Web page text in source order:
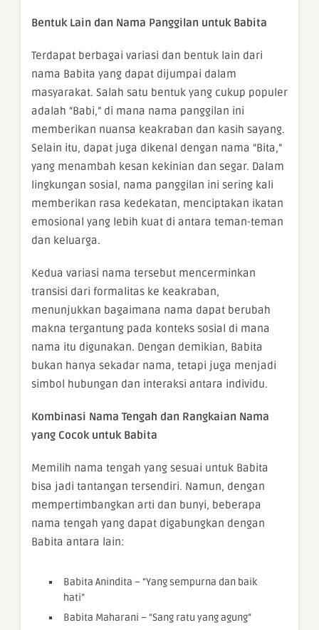
Bentuk Lain dan Nama Panggilan untuk Babita
Terdapat berbagai variasi dan bentuk lain dari
nama Babita yang dapat dijumpai dalam
masyarakat. Salah satu bentuk yang cukup populer
adalah “Babi,” di mana nama panggilan ini
memberikan nuansa keakraban dan kasih sayang.
Selain itu, dapat juga dikenal dengan nama “Bita,”
yang menambah kesan kekinian dan segar. Dalam
lingkungan sosial, nama panggilan ini sering kali
memberikan rasa kedekatan, menciptakan ikatan
emosional yang lebih kuat di antara teman-teman
dan keluarga.
Kedua variasi nama tersebut mencerminkan
transisi dari formalitas ke keakraban,
menunjukkan bagaimana nama dapat berubah
makna tergantung pada konteks sosial di mana
nama itu digunakan. Dengan demikian, Babita
bukan hanya sekadar nama, tetapi juga menjadi
simbol hubungan dan interaksi antara individu.
Kombinasi Nama Tengah dan Rangkaian Nama
yang Cocok untuk Babita
Memilih nama tengah yang sesuai untuk Babita
bisa jadi tantangan tersendiri. Namun, dengan
mempertimbangkan arti dan bunyi, beberapa
nama tengah yang dapat digabungkan dengan
Babita antara lain:
Babita Anindita – “Yang sempurna dan baik
hati”
Babita Maharani – “Sang ratu yang agung”